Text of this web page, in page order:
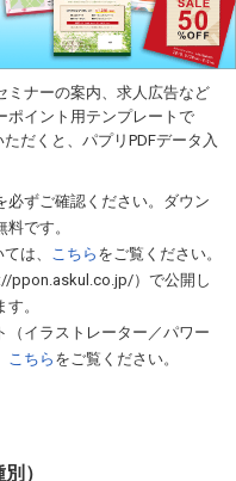
ミナーの案内、求人広告など
ポイント用テンプレートで
だくと、パプリPDFデータ入
必ずご確認ください。ダウン
です。
は、 こちら をご覧ください。
ppon.askul.co.jp/）で公開し
。
（イラストレーター／パワー
こちら をご覧ください。
）